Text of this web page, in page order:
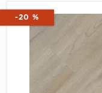
-20 %